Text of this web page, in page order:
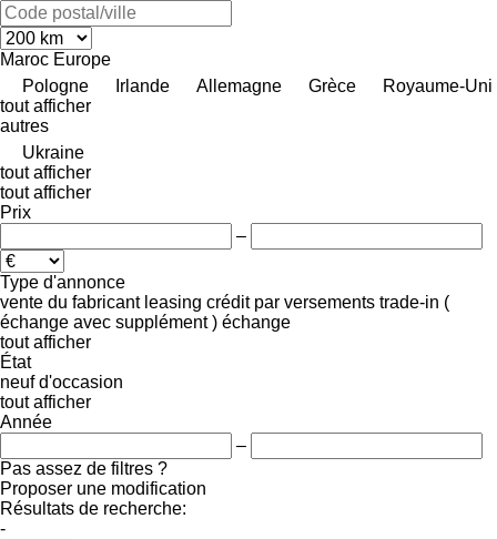
Maroc Europe
Pologne
Irlande Allemagne Grèce
Royaume-Uni
tout afficher
autres
Ukraine
tout afficher
tout afficher
Prix
–
Type d'annonce
vente du fabricant leasing crédit par versements trade-in (
échange avec supplément ) échange
tout afficher
État
neuf d'occasion
tout afficher
Année
–
Pas assez de filtres ?
Proposer une modification
Résultats de recherche:
-